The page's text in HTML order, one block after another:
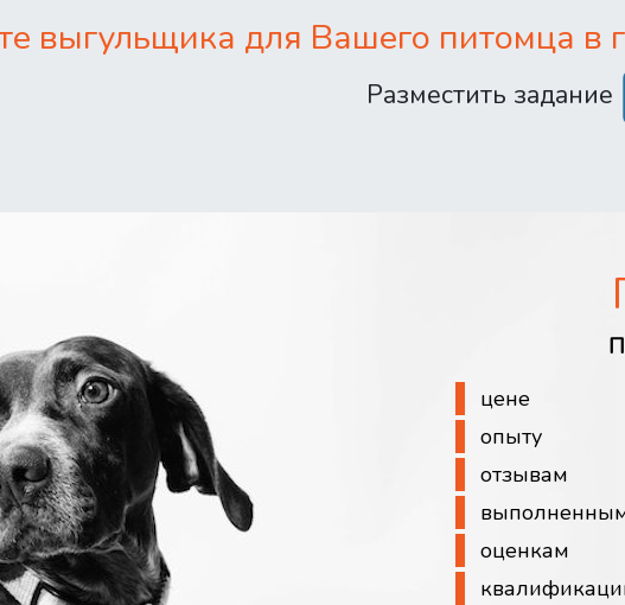
выгульщика для Вашего питомца в
Разместить задание
цене
опыту
отзывам
оценкам